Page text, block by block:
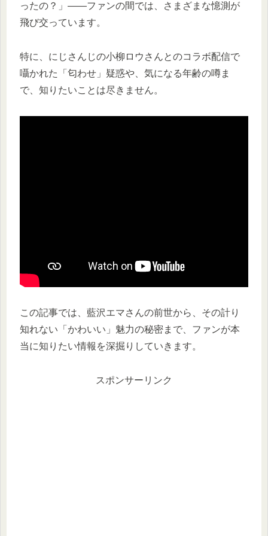
ったの？」――ファンの間では、さまざまな憶測が
飛び交っています。
特に、にじさんじの小柳ロウさんとのコラボ配信で
囁かれた「匂わせ」疑惑や、気になる年齢の噂ま
で、知りたいことは尽きません。
この記事では、藍沢エマさんの前世から、その計り
知れない「かわいい」魅力の秘密まで、ファンが本
当に知りたい情報を深掘りしていきます。
スポンサーリンク